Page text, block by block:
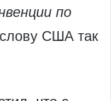
по
США так